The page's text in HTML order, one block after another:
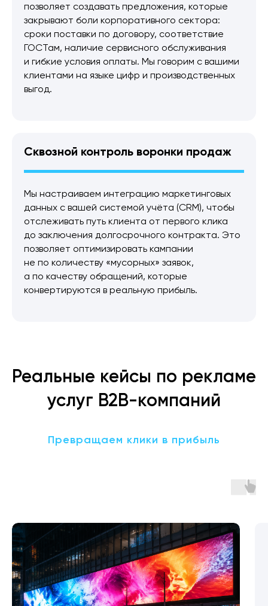
позволяет создавать предложения, которые
закрывают боли корпоративного сектора:
сроки поставки по договору, соответствие
ГОСТам, наличие сервисного обслуживания
и гибкие условия оплаты. Мы говорим с вашими
клиентами на языке цифр и производственных
выгод.
Сквозной контроль воронки продаж
Мы настраиваем интеграцию маркетинговых
данных с вашей системой учёта (CRM), чтобы
отслеживать путь клиента от первого клика
до заключения долгосрочного контракта. Это
позволяет оптимизировать кампании
не по количеству «мусорных» заявок,
а по качеству обращений, которые
конвертируются в реальную прибыль.
Реальные кейсы по рекламе
услуг B2B-компаний
Превращаем клики в прибыль